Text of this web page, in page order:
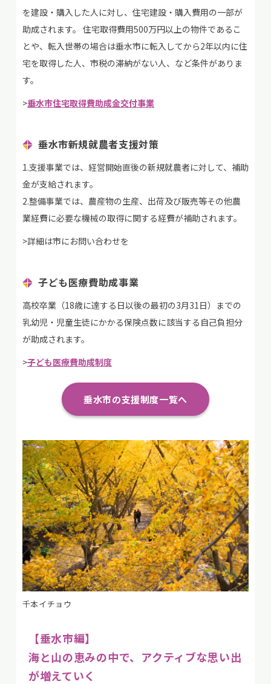
を建設・購入した人に対し、住宅建設・購入費用の一部が
助成されます。 住宅取得費用500万円以上の物件であるこ
とや、転入世帯の場合は垂水市に転入してから2年以内に住
宅を取得した人、市税の滞納がない人、など条件がありま
す。
>垂水市住宅取得費助成金交付事業
垂水市新規就農者支援対策
1.支援事業では、経営開始直後の新規就農者に対して、補助
金が支給されます。
2.整備事業では、農産物の生産、出荷及び販売等その他農
業経費に必要な機械の取得に関する経費が補助されます。
>詳細は市にお問い合わせを
子ども医療費助成事業
高校卒業（18歳に達する日以後の最初の3月31日）までの
乳幼児・児童生徒にかかる保険点数に該当する自己負担分
が助成されます。
>子ども医療費助成制度
垂水市の支援制度一覧へ
千本イチョウ
【垂水市編】
海と山の恵みの中で、アクティブな思い出
が増えていく